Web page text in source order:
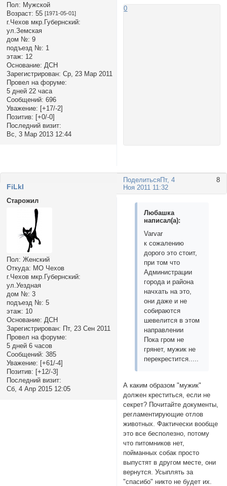
Пол: Мужской
Возраст: 55 [1971-05-01]
г.Чехов мкр.Губернский:
ул.Земская
дом №: 9
подъезд №: 1
этаж: 12
Основание: ДСН
Зарегистрирован: Ср, 23 Мар 2011
Провел на форуме:
5 дней 22 часа
Сообщений: 696
Уважение: [+17/-2]
Позитив: [+0/-0]
Последний визит:
Вс, 3 Мар 2013 12:44
0
Поделиться 8
Пт, 4
Ноя 2011 11:32
FiLkI
Старожил
Пол: Женский
Откуда: МО Чехов
г.Чехов мкр.Губернский:
ул.Уездная
дом №: 3
подъезд №: 5
этаж: 10
Основание: ДСН
Зарегистрирован: Пт, 23 Сен 2011
Провел на форуме:
5 дней 6 часов
Сообщений: 385
Уважение: [+61/-4]
Позитив: [+12/-3]
Последний визит:
Сб, 4 Апр 2015 12:05
Любашка
написал(а):
Varvar
к сожалению
дорого это стоит,
при том что
Администрации
города и района
начхать на это,
они даже и не
собираются
шевелится в этом
направлении
Пока гром не
грянет, мужик не
перекрестится.....
А каким образом "мужик"
должен креститься, если не
секрет? Почитайте документы,
регламентирующие отлов
животных. Фактически вообще
это все бесполезно, потому
что питомников нет,
пойманных собак просто
выпустят в другом месте, они
вернутся. Усыплять за
"спасибо" никто не будет их.